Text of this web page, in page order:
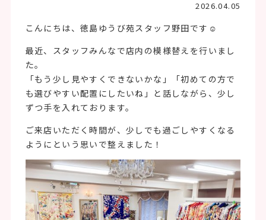
2026.04.05
こんにちは、徳島ゆうび苑スタッフ野田です☺
最近、スタッフみんなで店内の模様替えを行いまし
た。
「もう少し見やすくできないかな」「初めての方で
も選びやすい配置にしたいね」と話しながら、少し
ずつ手を入れております。
ご来店いただく時間が、少しでも過ごしやすくなる
ようにという思いで整えました！